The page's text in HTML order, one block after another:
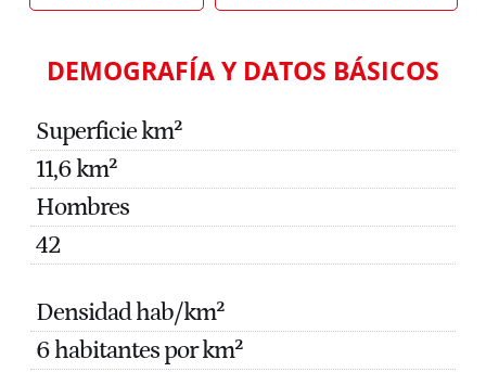
DEMOGRAFÍA Y DATOS BÁSICOS
Superficie km²
11,6 km²
Hombres
42
Densidad hab/km²
6 habitantes por km²